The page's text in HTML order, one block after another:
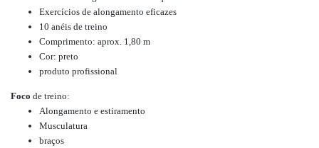
Exercícios de alongamento eficazes
10 anéis de treino
Comprimento: aprox. 1,80 m
Cor: preto
produto profissional
Foco de treino:
Alongamento e estiramento
Musculatura
braços